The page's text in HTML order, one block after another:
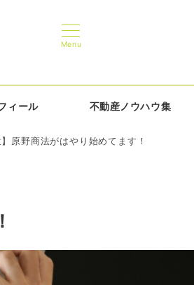
Menu
ィール 不動産ノウハウ集
】原野商法がはやり始めてます！